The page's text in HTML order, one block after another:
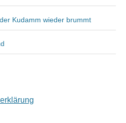
Kudamm wieder brummt